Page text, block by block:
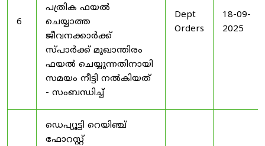
6
പത്രിക ഫയൽ
ചെയ്യാത്ത
ജീവനക്കാർക്ക്
സ്പാർക്ക് മുഖാന്തിരം
ഫയൽ ചെയ്യുന്നതിനായി
സമയം നീട്ടി നൽകിയത്
- സംബന്ധിച്ച്
Dept
Orders
18-09-
2025
ഡെപ്യൂട്ടി റെയിഞ്ച്
ഫോറസ്റ്റ്